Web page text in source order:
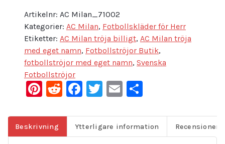
Artikelnr: AC Milan_71002
Kategorier: AC Milan, Fotbollskläder för Herr
Etiketter: AC Milan tröja billigt, AC Milan tröja
med eget namn, Fotbollströjor Butik,
fotbollströjor med eget namn, Svenska
Fotbollströjor
Pinterest
Reddit
Facebook
Twitter
Email
Beskrivning Ytterligare information Recensioner